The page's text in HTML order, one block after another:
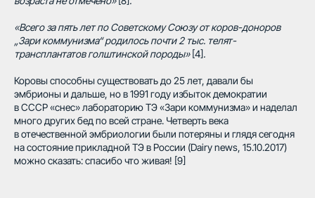
«Всего за пять лет по Советскому Союзу от коров-доноров
„Зари коммунизма“ родилось почти 2 тыс. телят-
трансплантатов голштинской породы»[4].
Коровы способны существовать до 25 лет, давали бы
эмбрионы и дальше, но в 1991 году избыток демократии
в СССР «снес» лабораторию ТЭ «Зари коммунизма» и наделал
много других бед по всей стране. Четверть века
в отечественной эмбриологии были потеряны и глядя сегодня
на состояние прикладной ТЭ в России (Dairy news, 15.10.2017)
можно сказать: спасибо что живая! [9]